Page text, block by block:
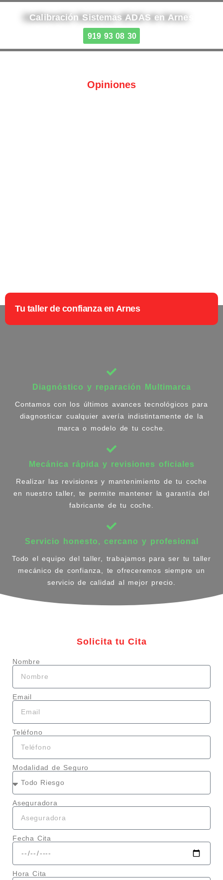
Calibración Sistemas ADAS en Arnes
919 93 08 30
Opiniones
Tu taller de confianza en Arnes
Diagnóstico y reparación Multimarca
Contamos con los últimos avances tecnológicos para
diagnosticar cualquier avería indistintamente de la
marca o modelo de tu coche.
Mecánica rápida y revisiones oficiales
Realizar las revisiones y mantenimiento de tu coche
en nuestro taller, te permite mantener la garantía del
fabricante de tu coche.
Servicio honesto, cercano y profesional
Todo el equipo del taller, trabajamos para ser tu taller
mecánico de confianza, te ofreceremos siempre un
servicio de calidad al mejor precio.
Solicita tu Cita
Nombre
Email
Teléfono
Modalidad de Seguro
Aseguradora
Fecha Cita
Hora Cita